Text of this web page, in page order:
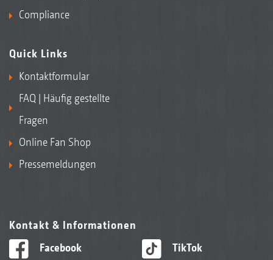
Compliance
Quick Links
Kontaktformular
FAQ | Häufig gestellte
Fragen
Online Fan Shop
Pressemeldungen
Kontakt & Informationen
Facebook
TikTok